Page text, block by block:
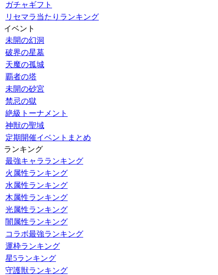
ガチャギフト
リセマラ当たりランキング
イベント
未開の幻洞
破界の星墓
天魔の孤城
覇者の塔
未開の砂宮
禁忌の獄
絶級トーナメント
神獣の聖域
定期開催イベントまとめ
ランキング
最強キャラランキング
火属性ランキング
水属性ランキング
木属性ランキング
光属性ランキング
闇属性ランキング
コラボ最強ランキング
運枠ランキング
星5ランキング
守護獣ランキング